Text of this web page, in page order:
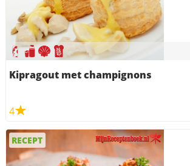
Kipragout met champignons
4
RECEPT